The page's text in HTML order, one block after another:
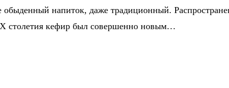
обыденный напиток, даже традиционный.
кефир был совершенно новым…